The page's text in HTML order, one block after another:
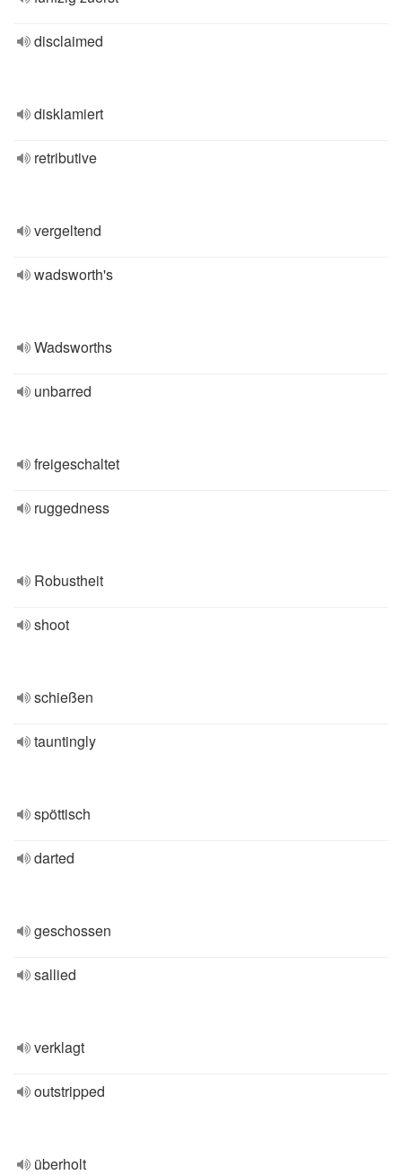
disclaimed
disklamiert
retributive
vergeltend
wadsworth's
Wadsworths
unbarred
freigeschaltet
ruggedness
Robustheit
shoot
schießen
tauntingly
spöttisch
darted
geschossen
sallied
verklagt
outstripped
überholt